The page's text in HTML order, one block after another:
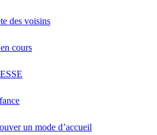
des voisins
cours
un mode d’accueil